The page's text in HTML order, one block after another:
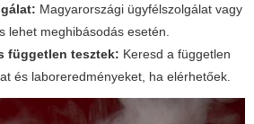
Magyarországi ügyfélszolgálat vagy
lehet meghibásodás esetén.
független tesztek: Keresd a független
és laboreredményeket, ha elérhetőek.